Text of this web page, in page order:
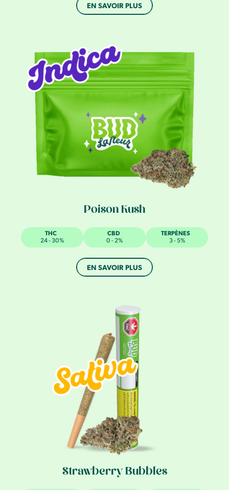
EN SAVOIR PLUS
Poison Kush
THC
24 - 30%
CBD
0 - 2%
TERPÈNES
3 - 5%
EN SAVOIR PLUS
Strawberry Bubbles